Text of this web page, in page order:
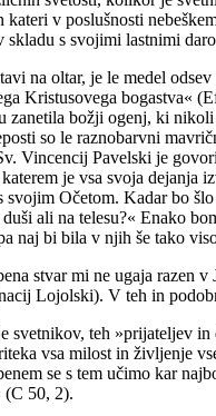
v poslušnosti
s svojimi lastnimi
na oltar, je le medel
Kristusovega bogastva«
božji ogenj, ki
so le raznobarvni
Vincencij Pavelski je
je vsa svoja
Očetom. Kadar bo
ali na telesu?« Enako
naj bi bila v njih še tako
stvar mi ne ugaja razen
Lojolski). V teh in
teh »prijateljev
vsa milost in življenje
se s tem učimo kar
(C 50, 2).